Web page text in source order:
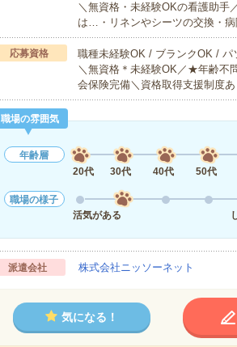
＼無資格・未経験OKの看護助手
は…・リネンやシーツの交換・
応募資格
職種未経験OK / ブランクOK /
＼無資格＊未経験OK／★年齢不
会保険完備＼資格取得支援制度
職場の雰囲気
年齢層
20代
30代 40代 50代
職場の様子
活気がある
派遣会社 株式会社ニッソーネット
気になる！